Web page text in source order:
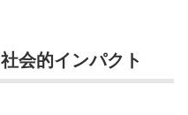
会的インパクト